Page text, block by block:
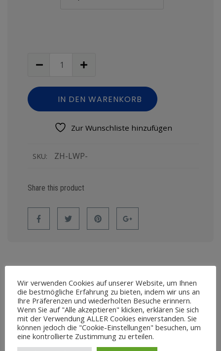
IN DEN WARENKORB
Zur Wunschliste hinzufügen
SKU: ZH-LWP-
Share this product
BESCHREIBUNG
ZUSÄTZLICHE INFORMATION
REZENSIONEN (0)
Wir verwenden Cookies auf unserer Website, um Ihnen
die bestmögliche Erfahrung zu bieten, indem wir uns an
Ihre Präferenzen und wiederholten Besuche erinnern.
Wenn Sie auf "Alle akzeptieren" klicken, erklären Sie sich
mit der Verwendung ALLER Cookies einverstanden. Sie
können jedoch die "Cookie-Einstellungen" besuchen, um
eine kontrollierte Zustimmung zu erteilen.